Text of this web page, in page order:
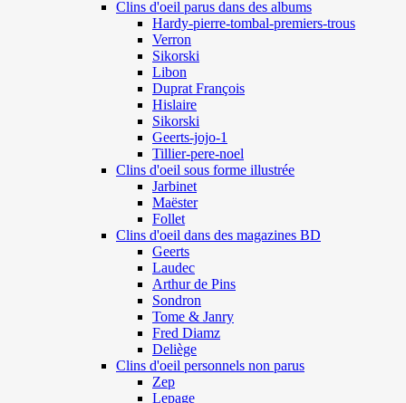
Clins d'oeil parus dans des albums
Hardy-pierre-tombal-premiers-trous
Verron
Sikorski
Libon
Duprat François
Hislaire
Sikorski
Geerts-jojo-1
Tillier-pere-noel
Clins d'oeil sous forme illustrée
Jarbinet
Maëster
Follet
Clins d'oeil dans des magazines BD
Geerts
Laudec
Arthur de Pins
Sondron
Tome & Janry
Fred Diamz
Deliège
Clins d'oeil personnels non parus
Zep
Lepage